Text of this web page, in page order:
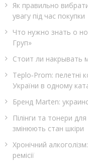
Як правильно
увагу під час покупки
Что нужно знать о
Груп»
Стоит ли накрывать
Teplo‑Prom: пелетні
України в одному
Бренд Marten:
Пілінги та тонери
змінюють стан шкіри
Хронічний
ремісії